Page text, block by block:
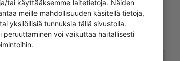
tai käyttääksemme laitetietoja. Näiden
meille mahdollisuuden käsitellä tietoja,
yksilöllisiä tunnuksia tällä sivustolla.
peruuttaminen voi vaikuttaa haitallisesti
the discount